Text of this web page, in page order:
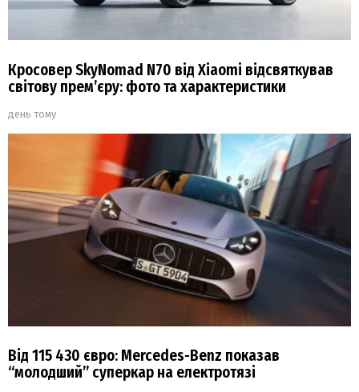
Кросовер SkyNomad N70 від Xiaomi відсвяткував
світову прем’єру: фото та характеристики
день тому
Від 115 430 євро: Mercedes-Benz показав
“молодший” суперкар на електротязі